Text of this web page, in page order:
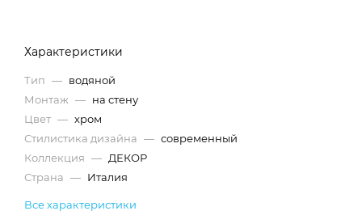
Характеристики
Тип — водяной
Монтаж — на стену
Цвет — хром
Стилистика дизайна — современный
Коллекция — ДЕКОР
Страна — Италия
Все характеристики